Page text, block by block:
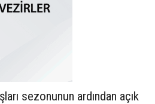
sezonunun ardından açık